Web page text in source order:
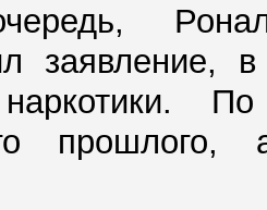
заявление,
наркотики.